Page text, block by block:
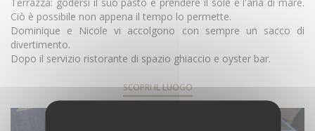
Ciò è possibile non appena il tempo lo permette.
Dominique e Nicole vi accolgono con sempre un sacco di
divertimento.
Dopo il servizio ristorante di spazio ghiaccio e oyster bar.
SCOPRI IL LUOGO